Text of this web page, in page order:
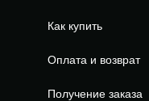
Как купить
Оплата и возврат
Получение заказа